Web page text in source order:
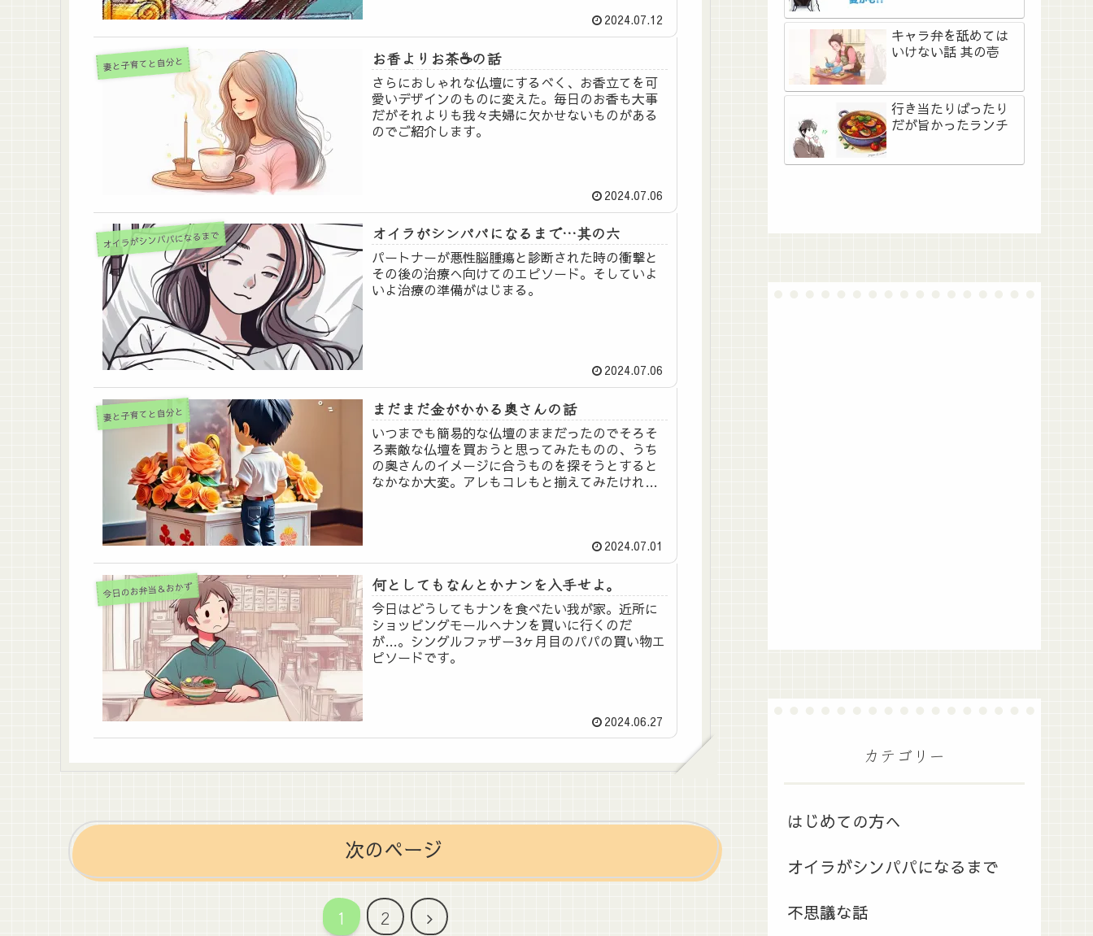
2024.07.12
妻と子育てと自分と お香よりお茶☕️の話
さらにおしゃれな仏壇にするべく、お香立てを可
愛いデザインのものに変えた。毎日のお香も大事
だがそれよりも我々夫婦に欠かせないものがある
のでご紹介します。
2024.07.06
オイラがシンパパになるまで オイラがシンパパになるまで…其の六
パートナーが悪性脳腫瘍と診断された時の衝撃と
その後の治療へ向けてのエピソード。そしていよ
いよ治療の準備がはじまる。
2024.07.06
妻と子育てと自分と まだまだ金がかかる奥さんの話
いつまでも簡易的な仏壇のままだったのでそろそ
ろ素敵な仏壇を買おうと思ってみたものの、うち
の奥さんのイメージに合うものを探そうとすると
なかなか大変。アレもコレもと揃えてみたけれ
2024.07.01
今日のお弁当＆おかず 何としてもなんとかナンを入手せよ。
今日はどうしてもナンを食べたい我が家。近所に
ショッピングモールへナンを買いに行くのだ
が…。シングルファザー3ヶ月目のパパの買い物エ
ピソードです。
2024.06.27
次のページ
1 2 次
キャラ弁を舐めては
いけない話 其の壱
行き当たりばったり
だが旨かったランチ
カテゴリー
はじめての方へ
オイラがシンパパになるまで
不思議な話